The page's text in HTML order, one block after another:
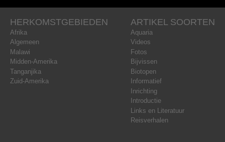
HERKOMSTGEBIEDEN
Afrika
Algemeen
Malawi
Midden-Amerika
Tanganjika
Zuid-Amerika
ARTIKEL SOORTEN
Aquaria
Videos
Fotos
Bijvissen
Biotopen
Informatief
Inrichting
Introductie
Links en Literatuur
Reisverhalen